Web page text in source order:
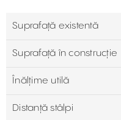
Suprafață existentă
Suprafaţă în construcție
Înălțime utilă
Distanță stâlpi